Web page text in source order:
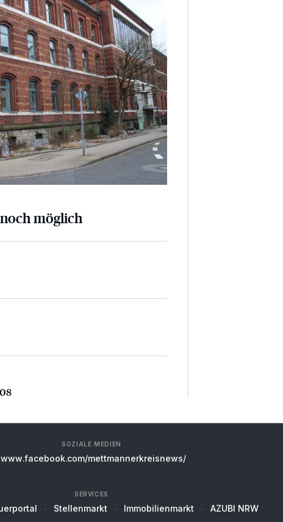
möglich
SOZIALE MEDIEN
www.facebook.com/mettmannerkreisnews/
SERVICES
Stellenmarkt Immobilienmarkt AZUBI NRW